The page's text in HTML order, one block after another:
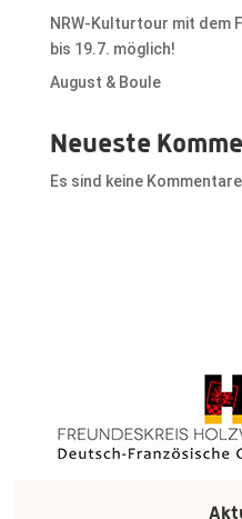
NRW-Kulturtour mit dem
bis 19.7. möglich!
August & Boule
Neueste
Es sind keine